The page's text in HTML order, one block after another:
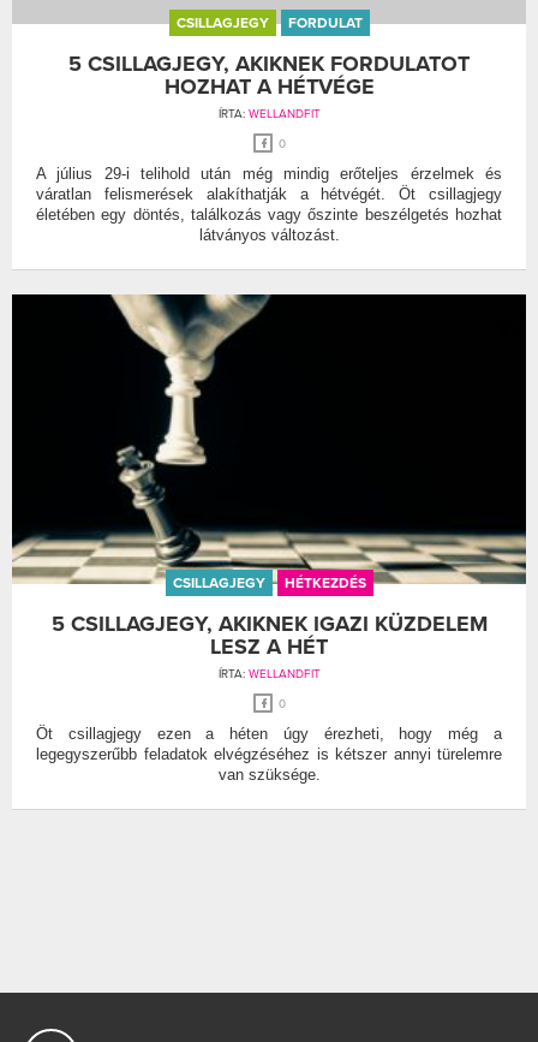
CSILLAGJEGY FORDULAT
5 CSILLAGJEGY, AKIKNEK FORDULATOT
HOZHAT A HÉTVÉGE
ÍRTA: WELLANDFIT
0
A július 29-i telihold után még mindig erőteljes érzelmek és
váratlan felismerések alakíthatják a hétvégét. Öt csillagjegy
életében egy döntés, találkozás vagy őszinte beszélgetés hozhat
látványos változást.
CSILLAGJEGY HÉTKEZDÉS
5 CSILLAGJEGY, AKIKNEK IGAZI KÜZDELEM
LESZ A HÉT
ÍRTA: WELLANDFIT
0
Öt csillagjegy ezen a héten úgy érezheti, hogy még a
legegyszerűbb feladatok elvégzéséhez is kétszer annyi türelemre
van szüksége.